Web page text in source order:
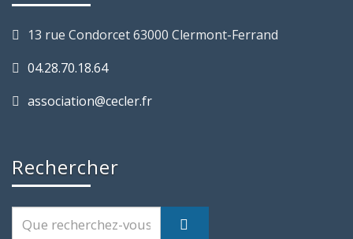
13 rue Condorcet 63000 Clermont-Ferrand
04.28.70.18.64
association@cecler.fr
Rechercher